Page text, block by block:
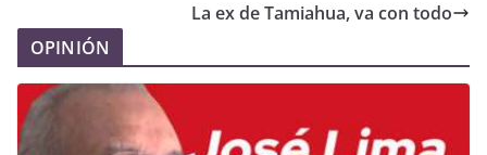
La ex de Tamiahua, va con todo
OPINIÓN